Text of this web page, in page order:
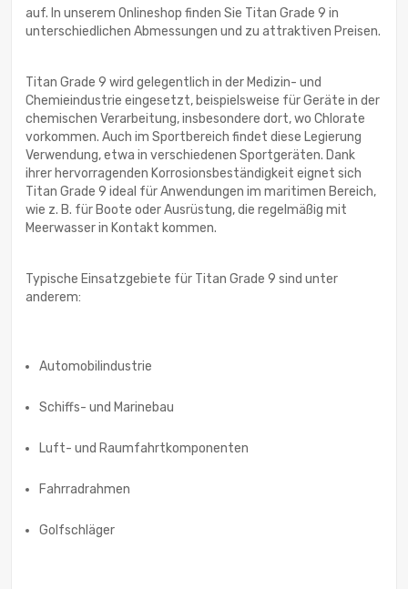
auf. In unserem Onlineshop finden Sie Titan Grade 9 in
unterschiedlichen Abmessungen und zu attraktiven Preisen.
Titan Grade 9 wird gelegentlich in der Medizin- und
Chemieindustrie eingesetzt, beispielsweise für Geräte in der
chemischen Verarbeitung, insbesondere dort, wo Chlorate
vorkommen. Auch im Sportbereich findet diese Legierung
Verwendung, etwa in verschiedenen Sportgeräten. Dank
ihrer hervorragenden Korrosionsbeständigkeit eignet sich
Titan Grade 9 ideal für Anwendungen im maritimen Bereich,
wie z. B. für Boote oder Ausrüstung, die regelmäßig mit
Meerwasser in Kontakt kommen.
Typische Einsatzgebiete für Titan Grade 9 sind unter
anderem:
Automobilindustrie
Schiffs- und Marinebau
Luft- und Raumfahrtkomponenten
Fahrradrahmen
Golfschläger